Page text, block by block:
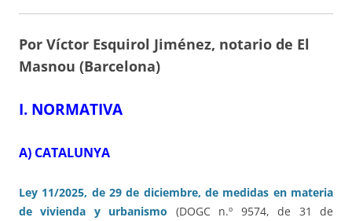
Por Víctor Esquirol Jiménez, notario de El
Masnou (Barcelona)
I. NORMATIVA
A) CATALUNYA
Ley 11/2025, de 29 de diciembre, de medidas en materia
de vivienda y urbanismo (DOGC n.º 9574, de 31 de